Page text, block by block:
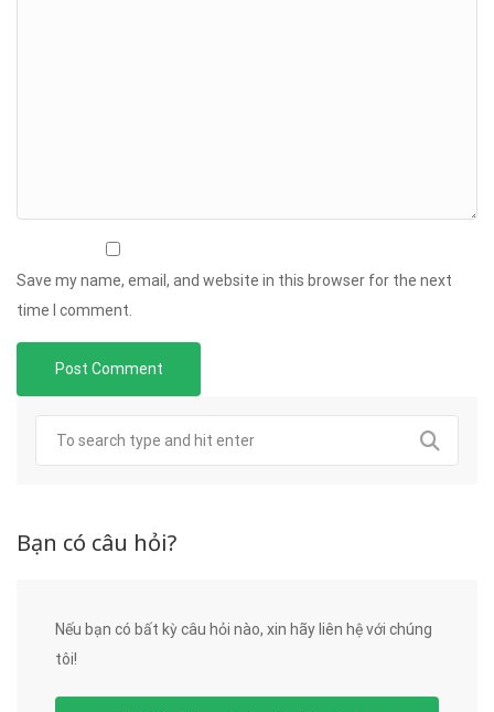
Save my name, email, and website in this browser for the next
time I comment.
Bạn có câu hỏi?
Nếu bạn có bất kỳ câu hỏi nào, xin hãy liên hệ với chúng
tôi!